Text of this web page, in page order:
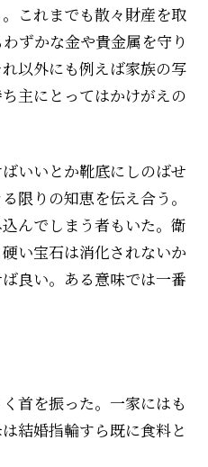
これまでも散々財産を取
ずかな金や貴金属を守り
以外にも例えば家族の写
主にとってはかけがえの
いいとか靴底にしのばせ
限りの知恵を伝え合う。
んでしまう者もいた。衛
い宝石は消化されないか
良い。ある意味では一番
首を振った。一家にはも
結婚指輪すら既に食料と